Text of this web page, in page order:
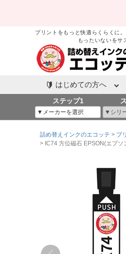
プリントをもっと快適らくらくに。
もったいないをサ
はじめての方へ
ステップ1
詰め替えインクのエコッテ プ
IC74 方位磁石 EPSON(エプ